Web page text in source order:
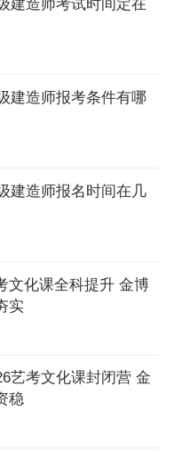
建造师考试时间定在
建造师报考条件有哪
建造师报名时间在几
文化课全科提升 金博
实
艺考文化课封闭营 金
稳